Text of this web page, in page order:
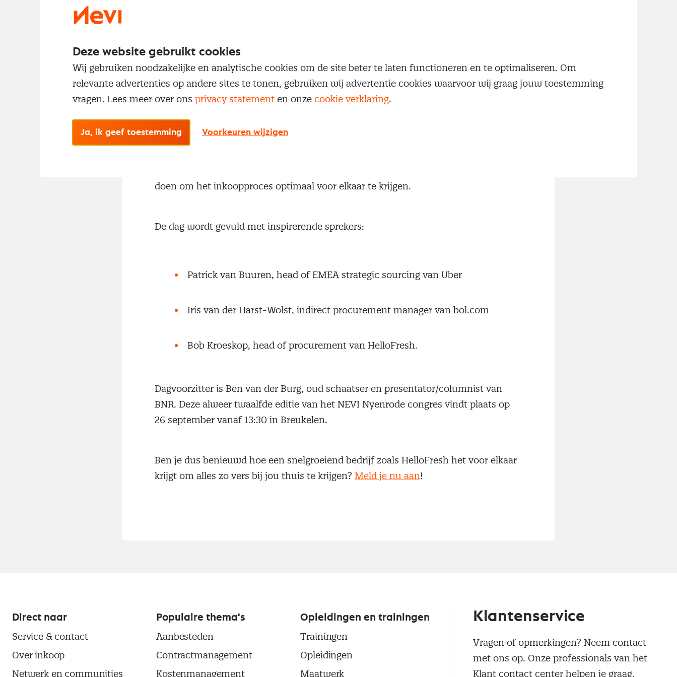
doen om het inkoopproces optimaal voor elkaar te krijgen.
De dag wordt gevuld met inspirerende sprekers:
Patrick van Buuren, head of EMEA strategic sourcing van Uber
Iris van der Harst-Wolst, indirect procurement manager van bol.com
Bob Kroeskop, head of procurement van HelloFresh.
Dagvoorzitter is Ben van der Burg, oud schaatser en presentator/columnist van
BNR. Deze alweer twaalfde editie van het NEVI Nyenrode congres vindt plaats op
26 september vanaf 13:30 in Breukelen.
Ben je dus benieuwd hoe een snelgroeiend bedrijf zoals HelloFresh het voor elkaar
krijgt om alles zo vers bij jou thuis te krijgen? Meld je nu aan!
Direct naar
Service & contact
Over inkoop
Netwerk en communities
Populaire thema's
Aanbesteden
Contractmanagement
Kostenmanagement
Opleidingen en trainingen
Trainingen
Opleidingen
Maatwerk
Klantenservice
Vragen of opmerkingen? Neem contact
met ons op. Onze professionals van het
Klant contact center helpen je graag.
Deze website gebruikt cookies
Wij gebruiken noodzakelijke en analytische cookies om de site beter te laten functioneren en te optimaliseren. Om
relevante advertenties op andere sites te tonen, gebruiken wij advertentie cookies waarvoor wij graag jouw toestemming
vragen. Lees meer over ons privacy statement en onze cookie verklaring.
Ja, ik geef toestemming Voorkeuren wijzigen